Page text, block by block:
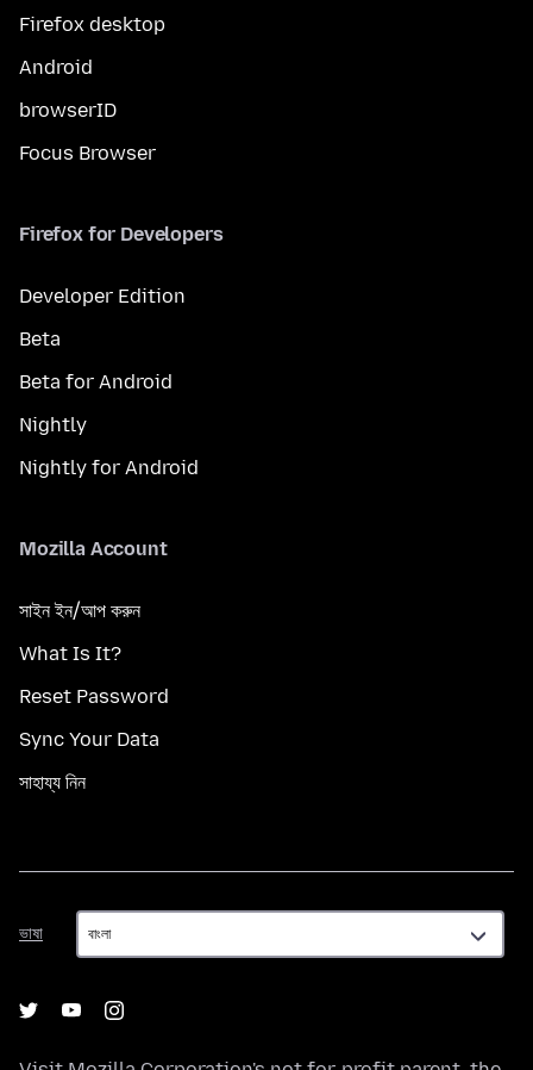
Firefox desktop
Android
browserID
Focus Browser
Firefox for Developers
Developer Edition
Beta
Beta for Android
Nightly
Nightly for Android
Mozilla Account
সাইন ইন/আপ করুন
What Is It?
Reset Password
Sync Your Data
সাহায্য নিন
ভাষা
ভাষা